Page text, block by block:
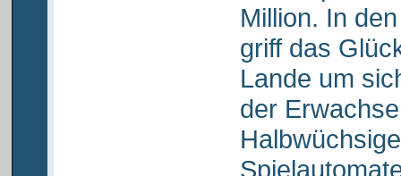
Million. In
griff das
Lande um
der